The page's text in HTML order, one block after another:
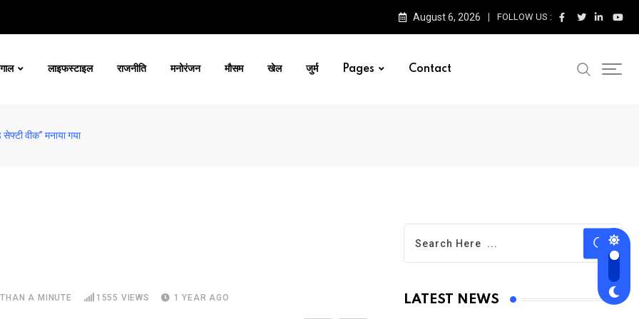
August 6, 2026 FOLLOW US :
लाइफस्टाइल राजनीति मनोरंजन मौसम खेल जुर्म Pages Contact
सेफ्टी वीक” मनाया गया
A MINUTE 1555 VIEWS 1 YEAR AGO LATEST NEWS